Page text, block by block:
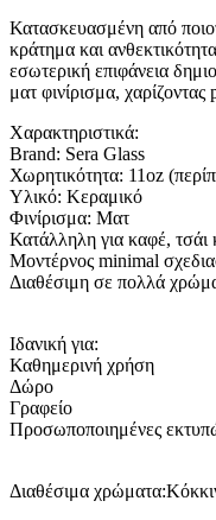
Κατασκευασμένη από
κράτημα και
εσωτερική επιφάνεια
ματ φινίρισμα,
Χαρακτηριστικά:
Brand: Sera Glass
Χωρητικότητα: 11oz
Υλικό: Κεραμικό
Φινίρισμα: Ματ
Κατάλληλη για καφέ, τσάι
Μοντέρνος minimal
Διαθέσιμη σε πολλά
Ιδανική για:
Καθημερινή χρήση
Δώρο
Γραφείο
Προσωποποιημένες
Διαθέσιμα